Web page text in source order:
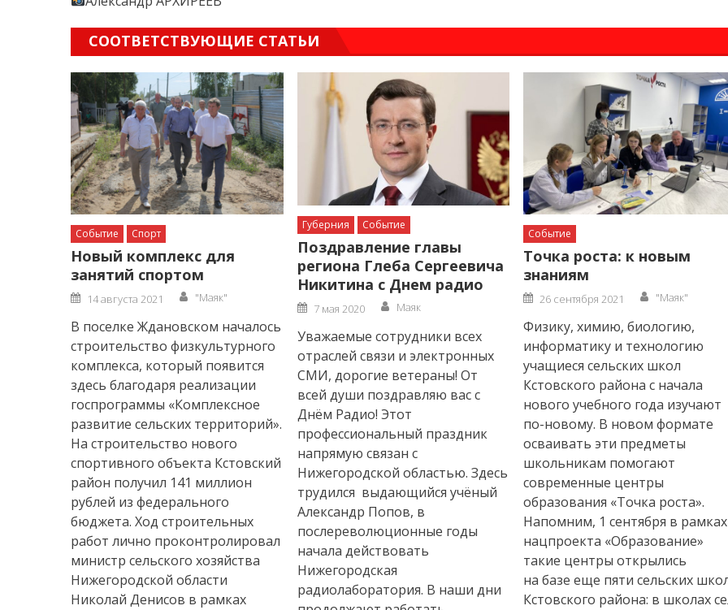
СООТВЕТСТВУЮЩИЕ СТАТЬИ
Событие Спорт
Новый комплекс для
занятий спортом
Posted
on
14 августа 2021 Author
"Маяк"
В поселке Ждановском началось
строительство физкультурного
комплекса, который появится
здесь благодаря реализации
госпрограммы «Комплексное
развитие сельских территорий».
На строительство нового
спортивного объекта Кстовский
район получил 141 миллион
рублей из федерального
бюджета. Ход строительных
работ лично проконтролировал
министр сельского хозяйства
Нижегородской области
Николай Денисов в рамках
Губерния Событие
Поздравление главы
региона Глеба Сергеевича
Никитина с Днем радио
Posted
on
7 мая 2020 Author
Маяк
Уважаемые сотрудники всех
отраслей связи и электронных
СМИ, дорогие ветераны! От
всей души поздравляю вас с
Днём Радио! Этот
профессиональный праздник
напрямую связан с
Нижегородской областью. Здесь
трудился выдающийся учёный
Александр Попов, в
послереволюционные годы
начала действовать
Нижегородская
радиолаборатория. В наши дни
Событие
Точка роста: к новым
знаниям
Posted
on
26 сентября 2021 Author
"Маяк"
Физику, химию, биологию,
информатику и технологию
учащиеся сельских школ
Кстовского района с начала
нового учебного года изучают
по-новому. В новом формате
осваивать эти предметы
школьникам помогают
современные центры
образования «Точка роста».
Напомним, 1 сентября в рамках
нацпроекта «Образование»
такие центры открылись
на базе еще пяти сельских
Кстовского района: в школах